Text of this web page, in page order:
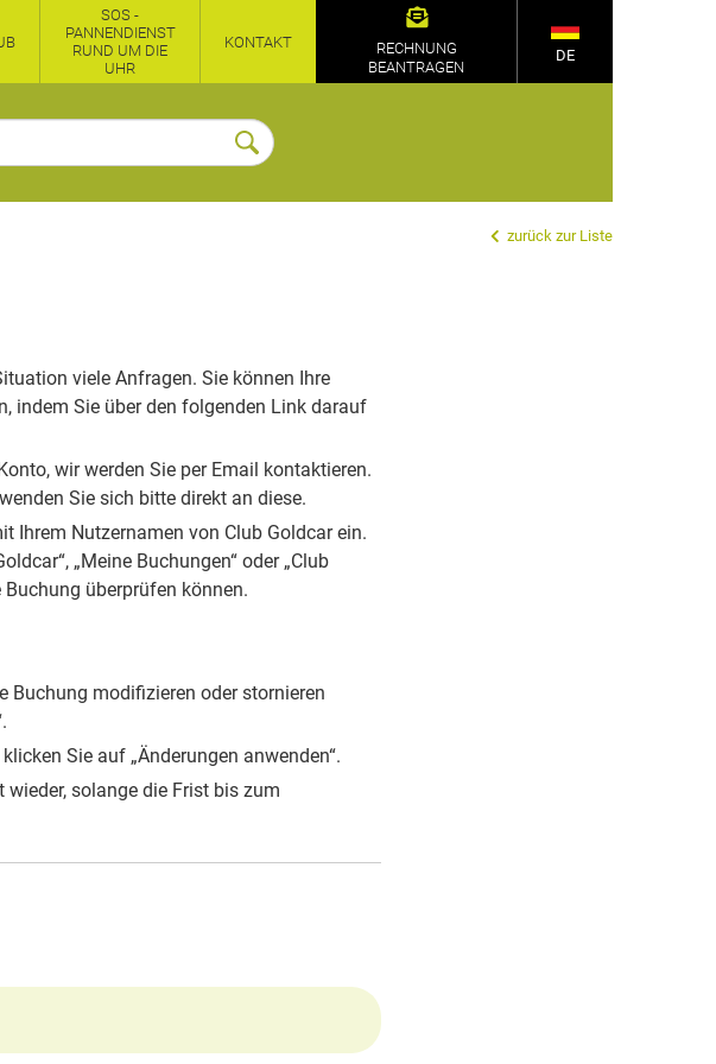
SOS -
PANNENDIENST
RUND UM DIE
UHR
KONTAKT
RECHNUNG
BEANTRAGEN
DE
zurück zur Liste
viele Anfragen. Sie können Ihre
indem Sie über den folgenden Link darauf
wir werden Sie per Email kontaktieren.
Sie sich bitte direkt an diese.
Ihrem Nutzernamen von Club Goldcar ein.
„Meine Buchungen“ oder „Club
überprüfen können.
Buchung modifizieren oder stornieren
Sie auf „Änderungen anwenden“.
solange die Frist bis zum